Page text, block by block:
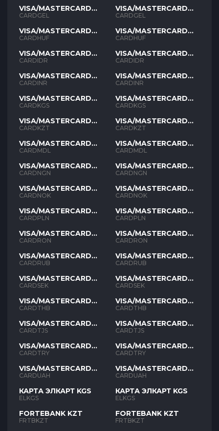
VISA/MASTERCARD
GEL
CARDGEL
VISA/MASTERCARD
HUF
CARDHUF
VISA/MASTERCARD
IDR
CARDIDR
VISA/MASTERCARD
INR
CARDINR
VISA/MASTERCARD
KGS
CARDKGS
VISA/MASTERCARD
KZT
CARDKZT
VISA/MASTERCARD
MDL
CARDMDL
VISA/MASTERCARD
NGN
CARDNGN
VISA/MASTERCARD
NOK
CARDNOK
VISA/MASTERCARD
PLN
CARDPLN
VISA/MASTERCARD
RON
CARDRON
VISA/MASTERCARD
RUB
CARDRUB
VISA/MASTERCARD
SEK
CARDSEK
VISA/MASTERCARD
THB
CARDTHB
VISA/MASTERCARD
TJS
CARDTJS
VISA/MASTERCARD
TYR
CARDTRY
VISA/MASTERCARD
UAH
CARDUAH
КАРТА ЭЛКАРТ KGS
ELKGS
FORTEBANK KZT
FRTBKZT
VISA/MASTERCARD
GEL
CARDGEL
VISA/MASTERCARD
HUF
CARDHUF
VISA/MASTERCARD
IDR
CARDIDR
VISA/MASTERCARD
INR
CARDINR
VISA/MASTERCARD
KGS
CARDKGS
VISA/MASTERCARD
KZT
CARDKZT
VISA/MASTERCARD
MDL
CARDMDL
VISA/MASTERCARD
NGN
CARDNGN
VISA/MASTERCARD
NOK
CARDNOK
VISA/MASTERCARD
PLN
CARDPLN
VISA/MASTERCARD
RON
CARDRON
VISA/MASTERCARD
RUB
CARDRUB
VISA/MASTERCARD
SEK
CARDSEK
VISA/MASTERCARD
THB
CARDTHB
VISA/MASTERCARD
TJS
CARDTJS
VISA/MASTERCARD
TYR
CARDTRY
VISA/MASTERCARD
UAH
CARDUAH
КАРТА ЭЛКАРТ KGS
ELKGS
FORTEBANK KZT
FRTBKZT